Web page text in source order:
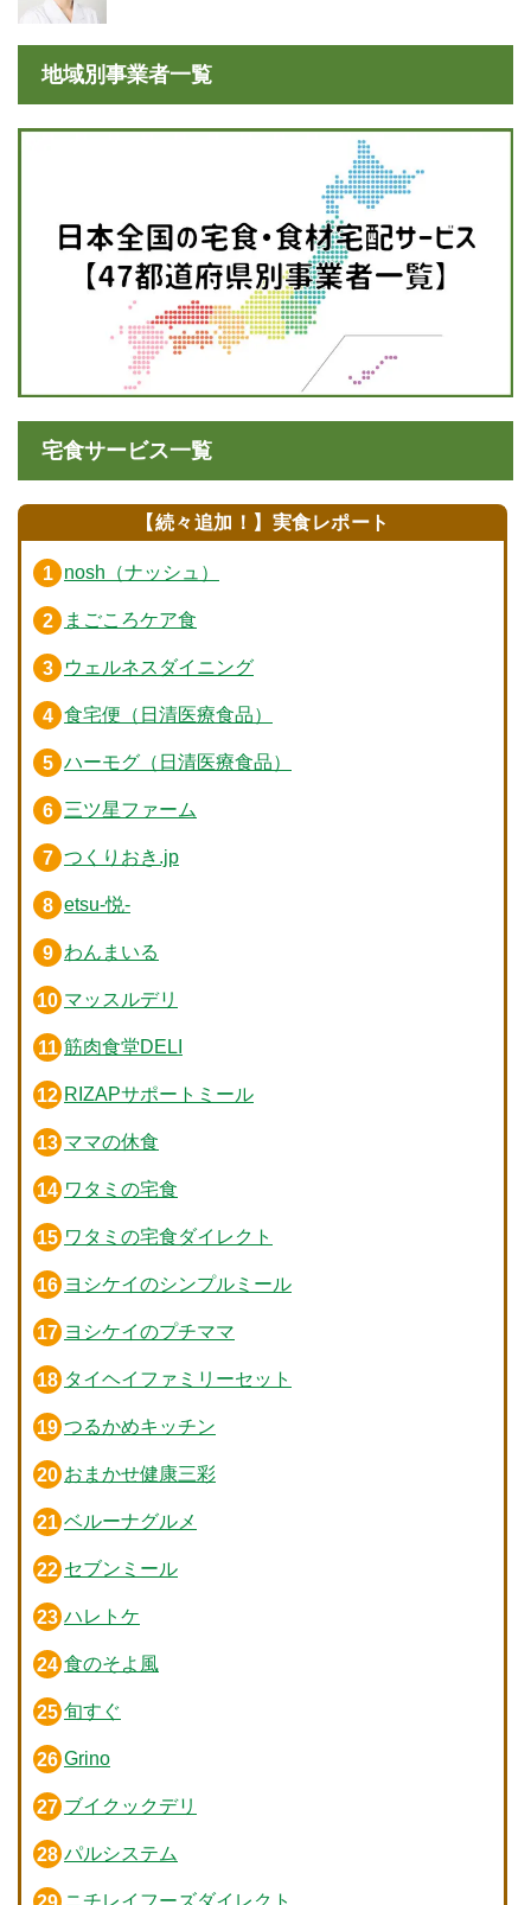
地域別事業者一覧
宅食サービス一覧
【続々追加！】実食レポート
nosh（ナッシュ）
まごころケア食
ウェルネスダイニング
食宅便（日清医療食品）
ハーモグ（日清医療食品）
三ツ星ファーム
つくりおき.jp
etsu-悦-
わんまいる
マッスルデリ
筋肉食堂DELI
RIZAPサポートミール
ママの休食
ワタミの宅食
ワタミの宅食ダイレクト
ヨシケイのシンプルミール
ヨシケイのプチママ
タイヘイファミリーセット
つるかめキッチン
おまかせ健康三彩
ベルーナグルメ
セブンミール
ハレトケ
食のそよ風
旬すぐ
Grino
ブイクックデリ
パルシステム
ニチレイフーズダイレクト